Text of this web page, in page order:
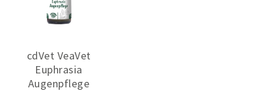
cdVet VeaVet
Euphrasia
Augenpflege